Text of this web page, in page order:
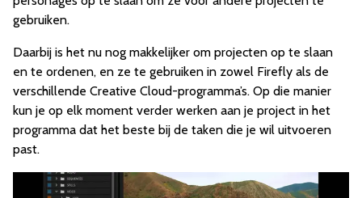
gebruiken.
Daarbij is het nu nog makkelijker om projecten op te slaan
en te ordenen, en ze te gebruiken in zowel Firefly als de
verschillende Creative Cloud-programma’s. Op die manier
kun je op elk moment verder werken aan je project in het
programma dat het beste bij de taken die je wil uitvoeren
past.